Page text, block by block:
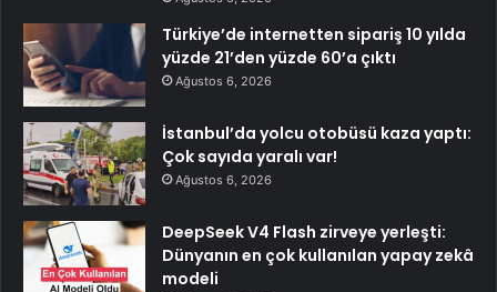
Türkiye’de internetten sipariş 10 yılda
yüzde 21’den yüzde 60’a çıktı
Ağustos 6, 2026
İstanbul’da yolcu otobüsü kaza yaptı:
Çok sayıda yaralı var!
Ağustos 6, 2026
DeepSeek V4 Flash zirveye yerleşti:
Dünyanın en çok kullanılan yapay zekâ
modeli